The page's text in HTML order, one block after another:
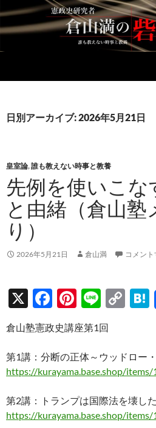
テ
ン
へ
ッ
日別アーカイブ: 2026年5月21日
皇室論,誰も教えない時事と教養
先例を使いこな
と由緒（倉山塾
り）
2026年5月21日 倉山満 コメント
X
F
ac
e
b
o
o
k
Pi
nt
er
es
t
Li
n
e
C
y
Li
n
k
H
倉山塾憲政史講座第1回
第1講：分断の正体～ウッドロー
https://kurayama.base.shop/
第2講：トランプは国際法を壊し
https://kurayama.base.shop/items/